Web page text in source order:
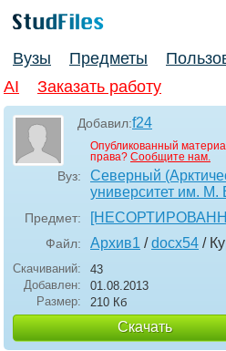
Вузы Предметы
AI
Заказать работу
Добавил:f24
Опубликованный
права? Сообщите нам.
Вуз:
Северный
университет им. М.
Предмет:
Файл: Архив1 /docx54 /
Скачиваний:
43
Добавлен:
01.08.2013
Размер:
210 Кб
Скачать